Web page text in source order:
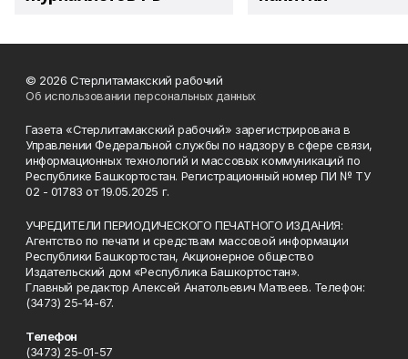
© 2026 Стерлитамакский рабочий
Об использовании персональных данных
Газета «Стерлитамакский рабочий» зарегистрирована в
Управлении Федеральной службы по надзору в сфере связи,
информационных технологий и массовых коммуникаций по
Республике Башкортостан. Регистрационный номер ПИ № ТУ
02 - 01783 от 19.05.2025 г.
УЧРЕДИТЕЛИ ПЕРИОДИЧЕСКОГО ПЕЧАТНОГО ИЗДАНИЯ:
Агентство по печати и средствам массовой информации
Республики Башкортостан, Акционерное общество
Издательский дом «Республика Башкортостан».
Главный редактор Алексей Анатольевич Матвеев. Телефон:
(3473) 25-14-67.
Телефон
(3473) 25-01-57